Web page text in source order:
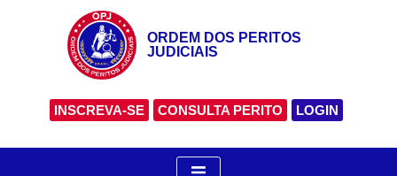
ORDEM DOS PERITOS
JUDICIAIS
INSCREVA-SE CONSULTA PERITO LOGIN